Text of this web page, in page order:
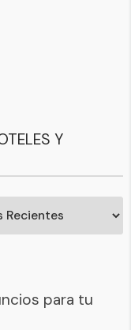
Y
para tu